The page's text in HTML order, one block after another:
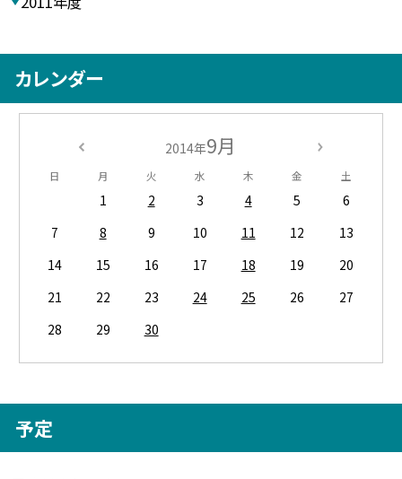
カレンダー
2014年9月
日 月 火 水 木 金 土
1 2 3 4 5
6
7
8 9 10 11 12
13
14
15 16 17 18 19
20
21
22 23 24 25 26
27
28
29 30
予定